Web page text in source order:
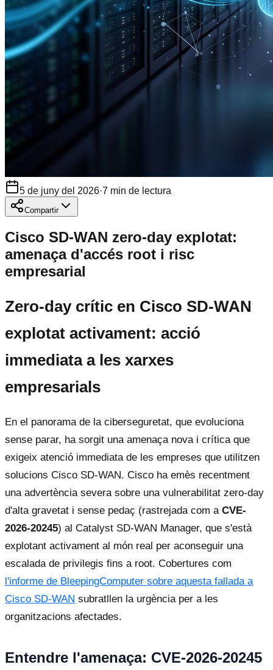
5 de juny del 2026·7 min de lectura
Compartir
Cisco SD-WAN zero-day explotat:
amenaça d'accés root i risc
empresarial
Zero-day crític en Cisco SD-WAN
explotat activament: acció
immediata a les xarxes
empresarials
En el panorama de la ciberseguretat, que evoluciona
sense parar, ha sorgit una amenaça nova i crítica que
exigeix atenció immediata de les empreses que utilitzen
solucions Cisco SD-WAN. Cisco ha emès recentment
una advertència severa sobre una vulnerabilitat zero-day
d'alta gravetat i sense pedaç (rastrejada com a CVE-
2026-20245) al Catalyst SD-WAN Manager, que s'està
explotant activament al món real per aconseguir una
escalada de privilegis fins a root. Cobertures com
l'informe de BleepingComputer sobre aquesta fallada a
Cisco SD-WAN subratllen la urgència per a les
organitzacions afectades.
Entendre l'amenaça: CVE-2026-20245